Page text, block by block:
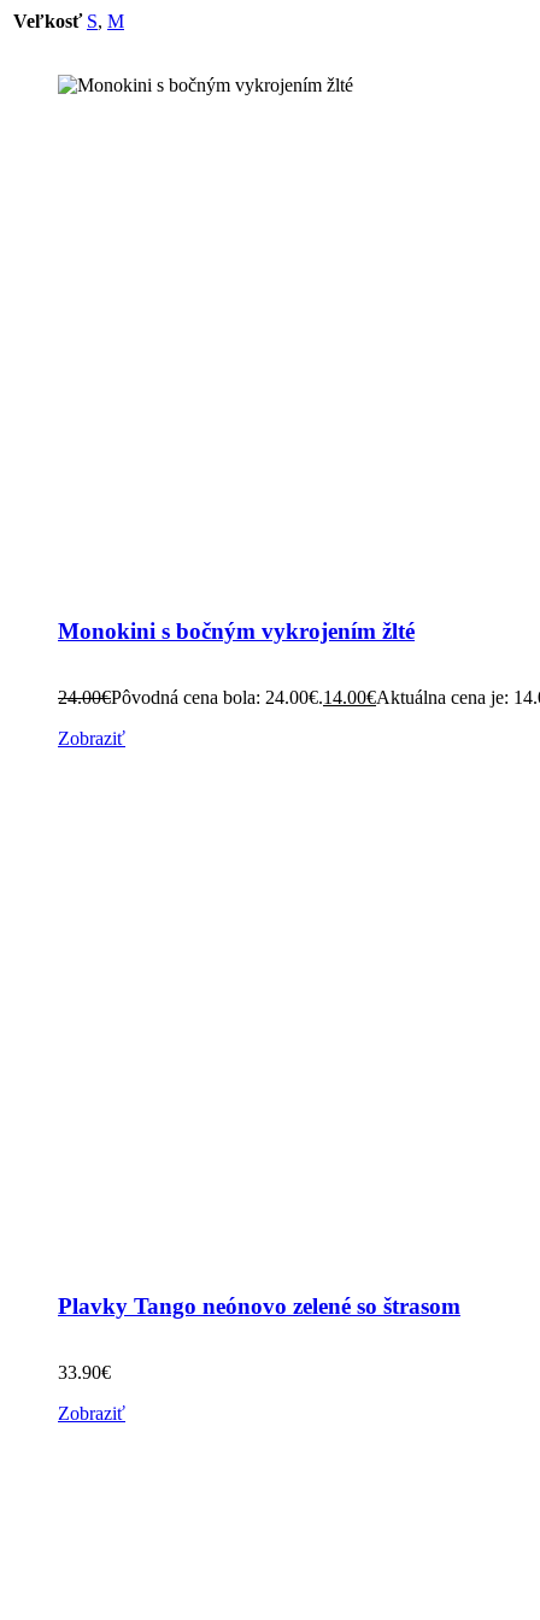
Veľkosť S, M
Monokini s bočným vykrojením žlté
24.00€Pôvodná cena bola: 24.00€.14.00€Aktuálna cena je:
Zobraziť
Plavky Tango neónovo zelené so štrasom
33.90€
Zobraziť